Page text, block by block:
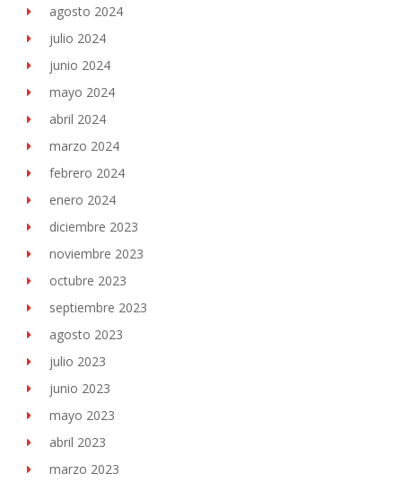
agosto 2024
julio 2024
junio 2024
mayo 2024
abril 2024
marzo 2024
febrero 2024
enero 2024
diciembre 2023
noviembre 2023
octubre 2023
septiembre 2023
agosto 2023
julio 2023
junio 2023
mayo 2023
abril 2023
marzo 2023